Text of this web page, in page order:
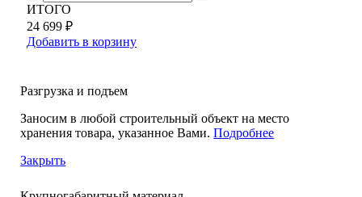
ИТОГО
24 699 ₽
Добавить в корзину
Разгрузка и подъем
Заносим в любой строительный объект на место
хранения товара, указанное Вами.Подробнее
Закрыть